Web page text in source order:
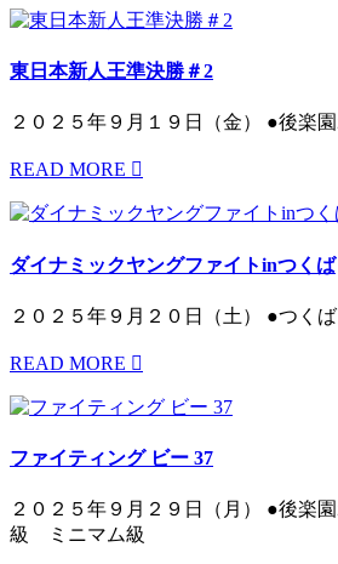
東日本新人王準決勝＃2
２０２５年９月１９日（金） ●後
READ MORE
ダイナミックヤングファイトinつくば
２０２５年９月２０日（土） ●つ
READ MORE
ファイティング ビー 37
２０２５年９月２９日（月） ●
級 ミニマム級